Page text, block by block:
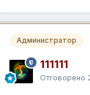
Администратор
111111
Отговорено